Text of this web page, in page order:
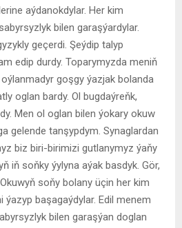
aýdanokdylar. Her kim
bilen garaşýardylar.
geçerdi. Şeýdip talyp
edip durdy. Toparymyzda meniň
goşgy ýazjak bolanda
oglan bardy. Ol bugdaýreňk,
Men ol oglan bilen ýokary okuw
gelende tanşypdym. Synaglardan
biz biri-birimizi gutlanymyz ýaňy
iň soňky ýylyna aýak basdyk. Gör,
soňy bolany üçin her kim
ýazyp başagaýdylar. Edil menem
bilen garaşýan doglan